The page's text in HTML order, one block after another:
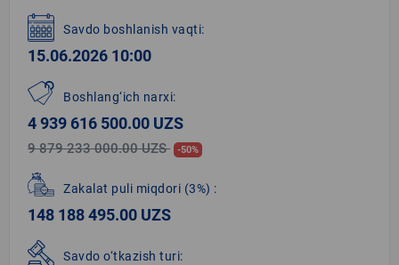
Savdo boshlanish vaqti:
15.06.2026 10:00
Boshlang‘ich narxi:
4 939 616 500.00 UZS
9 879 233 000.00 UZS -50%
Zakalat puli miqdori (3%) :
148 188 495.00 UZS
Savdo o‘tkazish turi: